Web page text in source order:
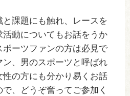
課題にも触れ、レースを
動についてもお話をうか
ーツファンの方は必見で
、男のスポーツと呼ばれ
の方にも分かり易くお話
、どうぞ奮ってご参加く